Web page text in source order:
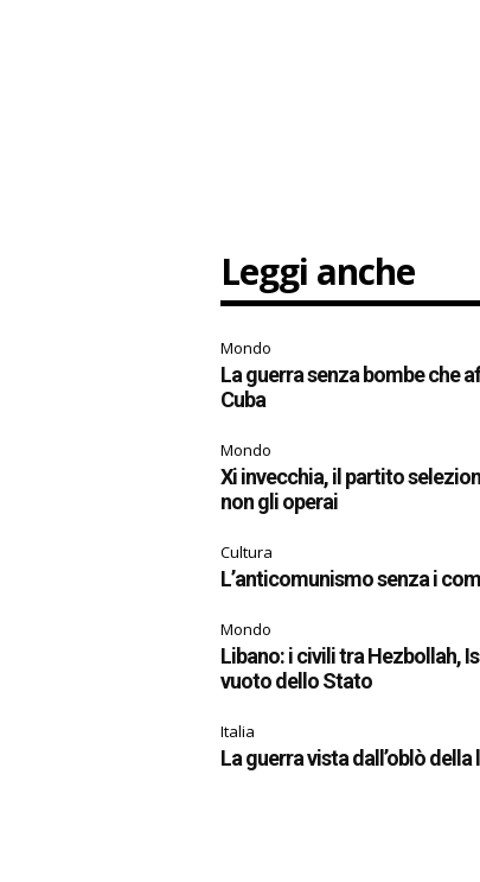
Leggi anche
Mondo
La guerra senza bombe che
Cuba
Mondo
Xi invecchia, il partito
non gli operai
Cultura
L’anticomunismo senza i
Mondo
Libano: i civili tra Hezbollah,
vuoto dello Stato
Italia
La guerra vista dall’oblò